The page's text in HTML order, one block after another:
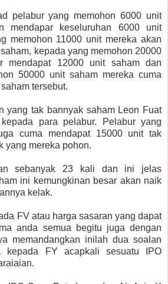
pelabur yang memohon 6000 unit
mendapar keseluruhan 6000 unit
memohon 11000 unit mereka akan
kepada yang memohon 20000
mendapat 12000 unit saham dan
50000 unit saham mereka cuma
tersebut.
yang tak bannyak saham Leon Fuat
para pelabur. Pelabur yang
cuma mendapat 15000 unit tak
yang mereka pohon.
sebanyak 23 kali dan ini jelas
ini kemungkinan besar akan naik
kelak.
FV atau harga sasaran yang dapat
anda semua begitu juga dengan
memandangkan inilah dua soalan
kepada FY acapkali sesuatu IPO